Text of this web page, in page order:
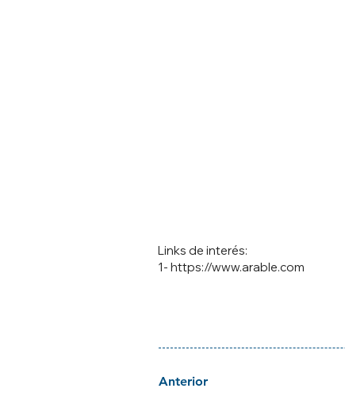
1- https://www.arable.com
Links de interés:
Anterior